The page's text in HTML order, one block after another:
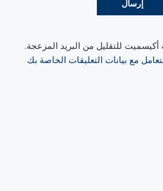
للتقليل من البريد المزعجة.
مع بيانات التعليقات الخاصة بك